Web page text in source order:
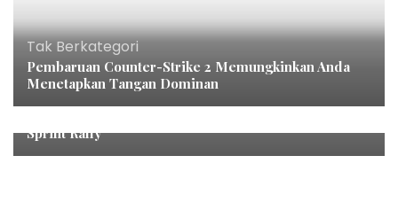
Tak Berkategori
Pembaruan Counter-Strike 2 Memungkinkan Anda
Menetapkan Tangan Dominan
Tak Berkategori
Sprint Rally